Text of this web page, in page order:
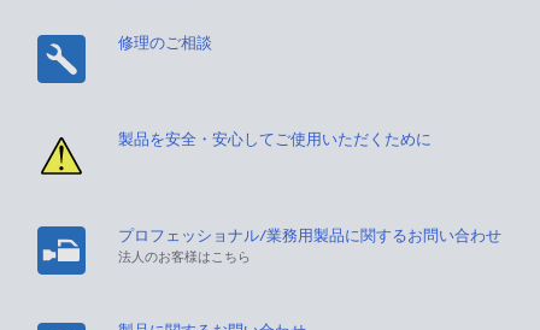
修理のご相談
製品を安全・安心してご使用いただくために
プロフェッショナル/業務用製品に関するお問い合わせ
法人のお客様はこちら